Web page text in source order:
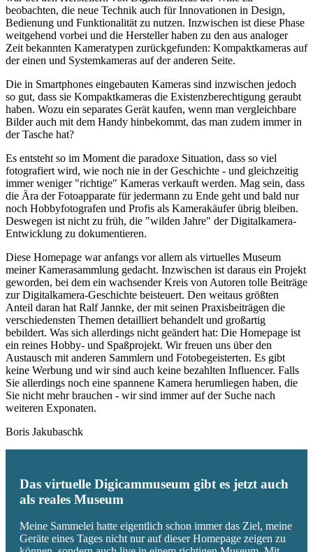
beobachten, die neue Technik auch für Innovationen in Design,
Bedienung und Funktionalität zu nutzen. Inzwischen ist diese Phase
weitgehend vorbei und die Hersteller haben zu den aus analoger
Zeit bekannten Kameratypen zurückgefunden: Kompaktkameras auf
der einen und Systemkameras auf der anderen Seite.
Die in Smartphones eingebauten Kameras sind inzwischen jedoch
so gut, dass sie Kompaktkameras die Existenzberechtigung geraubt
haben. Wozu ein separates Gerät kaufen, wenn man vergleichbare
Bilder auch mit dem Handy hinbekommt, das man zudem immer in
der Tasche hat?
Es entsteht so im Moment die paradoxe Situation, dass so viel
fotografiert wird, wie noch nie in der Geschichte - und gleichzeitig
immer weniger "richtige" Kameras verkauft werden. Mag sein, dass
die Ära der Fotoapparate für jedermann zu Ende geht und bald nur
noch Hobbyfotografen und Profis als Kamerakäufer übrig bleiben.
Deswegen ist nicht zu früh, die "wilden Jahre" der Digitalkamera-
Entwicklung zu dokumentieren.
Diese Homepage war anfangs vor allem als virtuelles Museum
meiner Kamerasammlung gedacht. Inzwischen ist daraus ein Projekt
geworden, bei dem ein wachsender Kreis von Autoren tolle Beiträge
zur Digitalkamera-Geschichte beisteuert. Den weitaus größten
Anteil daran hat Ralf Jannke, der mit seinen Praxisbeiträgen die
verschiedensten Themen detailliert behandelt und großartig
bebildert. Was sich allerdings nicht geändert hat: Die Homepage ist
ein reines Hobby- und Spaßprojekt. Wir freuen uns über den
Austausch mit anderen Sammlern und Fotobegeisterten. Es gibt
keine Werbung und wir sind auch keine bezahlten Influencer. Falls
Sie allerdings noch eine spannene Kamera herumliegen haben, die
Sie nicht mehr brauchen - wir sind immer auf der Suche nach
weiteren Exponaten.
Boris Jakubaschk
Das virtuelle Digicammuseum gibt es jetzt auch
als reales Museum
Meine Sammelei hatte eigentlich schon immer das Ziel, meine
Geräte eines Tages nicht nur auf dieser Homepage zeigen zu